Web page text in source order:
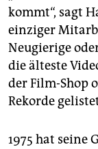
kommt“, sagt
einziger
Neugierige
die älteste
der Film-Shop
Rekorde
1975 hat seine